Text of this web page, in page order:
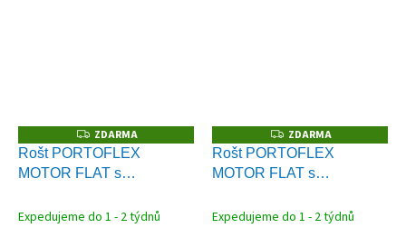
Z
D
A
R
ZDARMA
Rošt PORTOFLEX
MOTOR FLAT s
Expedujeme do 1 - 2 týdnů
Z
D
A
R
ZDARMA
Rošt PORTOFLEX
MOTOR FLAT s
Expedujeme do 1 - 2 týdnů